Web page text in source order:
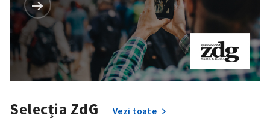
Selecția ZdG Vezi toate